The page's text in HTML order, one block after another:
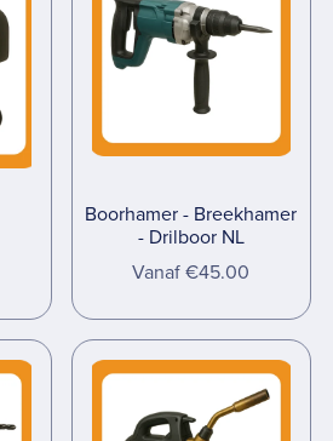
Boorhamer - Breekhamer
- Drilboor NL
Vanaf €45.00